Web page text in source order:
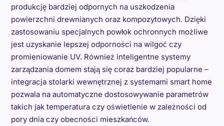
produkcję bardziej odpornych na uszkodzenia
powierzchni drewnianych oraz kompozytowych. Dzięki
zastosowaniu specjalnych powłok ochronnych możliwe
jest uzyskanie lepszej odporności na wilgoć czy
promieniowanie UV. Również inteligentne systemy
zarządzania domem stają się coraz bardziej popularne –
integracja stolarki wewnętrznej z systemami smart home
pozwala na automatyczne dostosowywanie parametrów
takich jak temperatura czy oświetlenie w zależności od
pory dnia czy obecności mieszkańców.